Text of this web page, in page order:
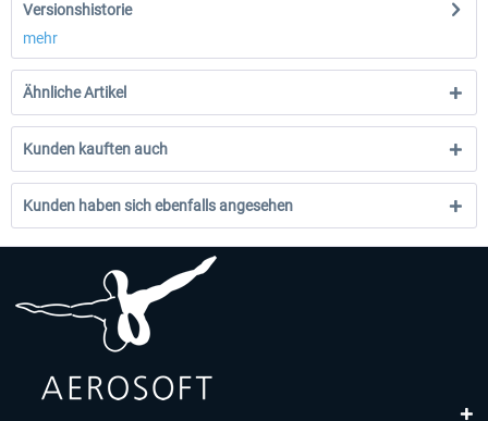
Versionshistorie
mehr
Ähnliche Artikel
Kunden kauften auch
Kunden haben sich ebenfalls angesehen